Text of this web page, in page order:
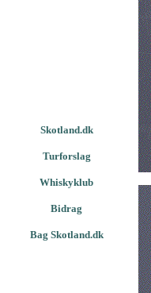
Skotland.dk
Turforslag
Whiskyklub
Bidrag
Bag Skotland.dk